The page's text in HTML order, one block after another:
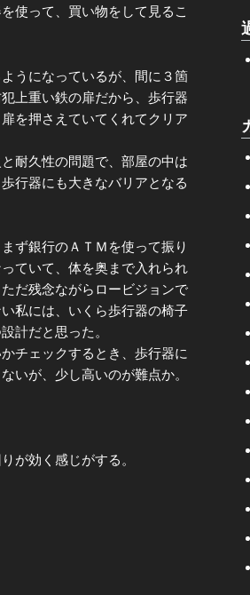
使って、買い物をして見るこ
うになっているが、間に３箇
上重い鉄の扉だから、歩行器
を押さえていてくれてクリア
耐久性の問題で、部屋の中は
行器にも大きなバリアとなる
ず銀行のＡＴＭを使って振り
ていて、体を奥まで入れられ
だ残念ながらロービジョンで
私には、いくら歩行器の椅子
計だと思った。
チェックするとき、歩行器に
いが、少し高いのが難点か。
が効く感じがする。